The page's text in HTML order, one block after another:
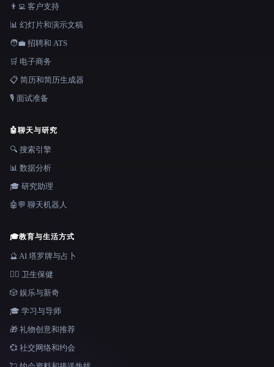
👨‍💻 客户支持
📊 幻灯片和演示文稿
🧑‍💼 招聘和 ATS
🛒 电子商务
📋 简历和简历生成器
🎙️ 面试准备
🤖聊天与研究
🔍 搜索引擎
📊 数据分析
🎓 研究助理
🤖💬 聊天机器人
🎓教育与生活方式
🔮 AI 塔罗牌与占卜
👩‍⚕️ 卫生保健
🎲 娱乐与新奇
🎓 学习与导师
🎁 礼物创意和推荐
💞 社交网络和约会